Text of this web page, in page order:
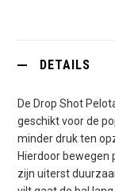
DETAILS
De Drop Shot
geschikt voor de
minder druk ten
Hierdoor bewegen
zijn uiterst